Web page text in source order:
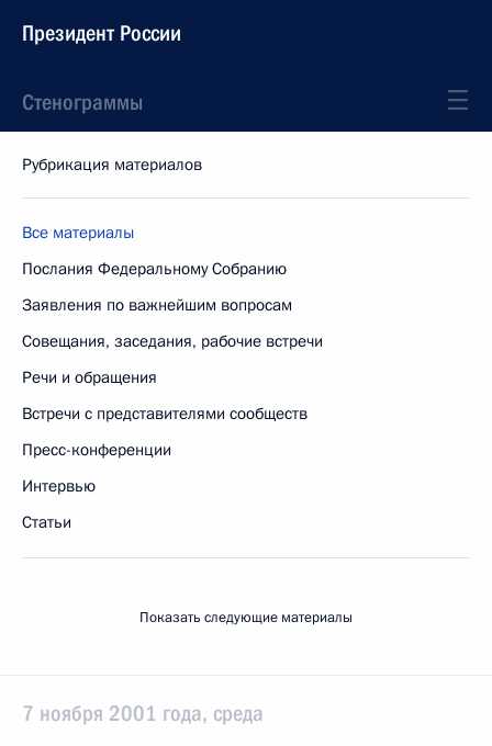
Президент России
Стенограммы
Рубрикация материалов
Все материалы
Послания Федеральному Собранию
Заявления по важнейшим вопросам
Совещания, заседания, рабочие встречи
Речи и обращения
Встречи с представителями сообществ
Пресс-конференции
Интервью
Статьи
Показать следующие материалы
7 ноября 2001 года, среда